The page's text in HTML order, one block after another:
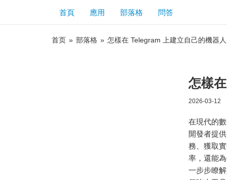
首頁 應用 部落格 問答
首页 » 部落格 » 怎樣在 Telegram 上建立自己的機器
怎樣
2026-03-12
在現代的
開發者提供
務、 獲取實
率， 還能為
一步步瞭解